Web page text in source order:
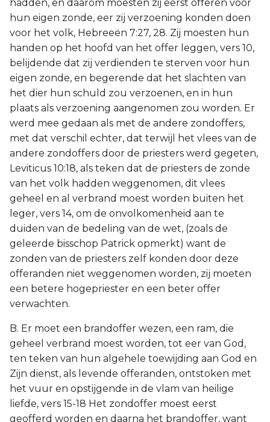
hadden, en daarom moesten zij eerst offeren voor
hun eigen zonde, eer zij verzoening konden doen
voor het volk, Hebreeën 7:27, 28. Zij moesten hun
handen op het hoofd van het offer leggen, vers 10,
belijdende dat zij verdienden te sterven voor hun
eigen zonde, en begerende dat het slachten van
het dier hun schuld zou verzoenen, en in hun
plaats als verzoening aangenomen zou worden. Er
werd mee gedaan als met de andere zondoffers,
met dat verschil echter, dat terwijl het vlees van de
andere zondoffers door de priesters werd gegeten,
Leviticus 10:18, als teken dat de priesters de zonde
van het volk hadden weggenomen, dit vlees
geheel en al verbrand moest worden buiten het
leger, vers 14, om de onvolkomenheid aan te
duiden van de bedeling van de wet, (zoals de
geleerde bisschop Patrick opmerkt) want de
zonden van de priesters zelf konden door deze
offeranden niet weggenomen worden, zij moeten
een betere hogepriester en een beter offer
verwachten.
B. Er moet een brandoffer wezen, een ram, die
geheel verbrand moest worden, tot eer van God,
ten teken van hun algehele toewijding aan God en
Zijn dienst, als levende offeranden, ontstoken met
het vuur en opstijgende in de vlam van heilige
liefde, vers 15-18 Het zondoffer moest eerst
geofferd worden en daarna het brandoffer, want